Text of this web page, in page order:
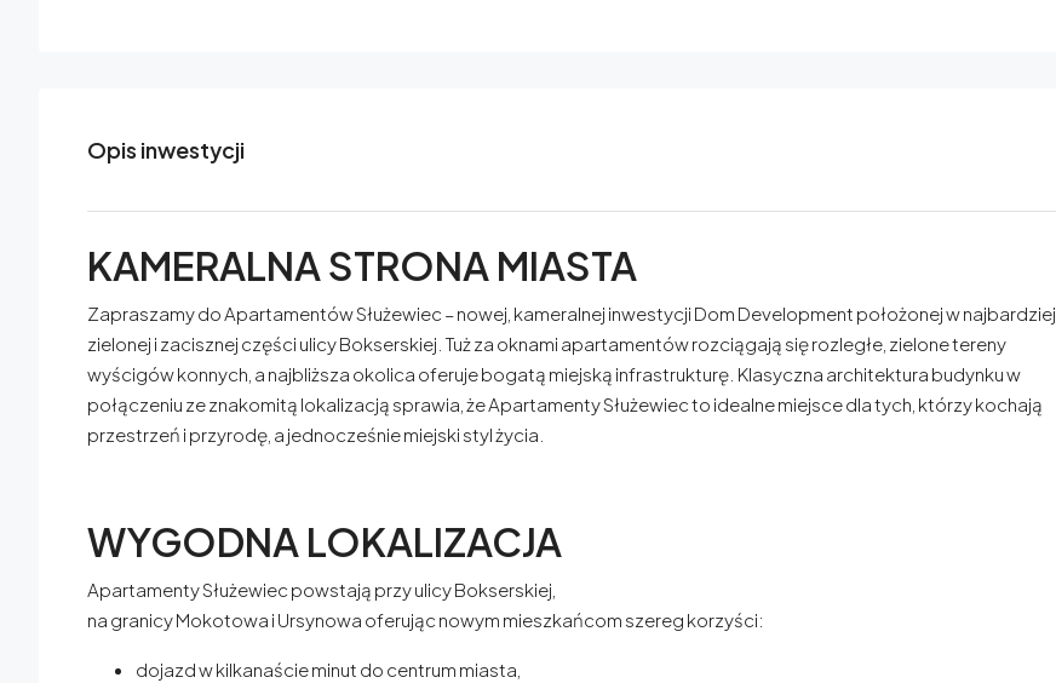
Opis inwestycji
KAMERALNA STRONA MIASTA
Zapraszamy do Apartamentów Służewiec – nowej, kameralnej inwestycji Dom Development położonej w najbardziej
zielonej i zacisznej części ulicy Bokserskiej. Tuż za oknami apartamentów rozciągają się rozległe, zielone tereny
wyścigów konnych, a najbliższa okolica oferuje bogatą miejską infrastrukturę. Klasyczna architektura budynku w
połączeniu ze znakomitą lokalizacją sprawia, że Apartamenty Służewiec to idealne miejsce dla tych, którzy kochają
przestrzeń i przyrodę, a jednocześnie miejski styl życia.
WYGODNA LOKALIZACJA
Apartamenty Służewiec powstają przy ulicy Bokserskiej,
na granicy Mokotowa i Ursynowa oferując nowym mieszkańcom szereg korzyści:
dojazd w kilkanaście minut do centrum miasta,